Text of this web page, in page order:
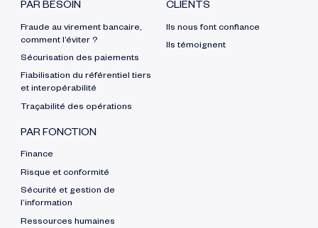
PAR BESOIN
Fraude au virement bancaire,
comment l’éviter ?
Sécurisation des paiements
Fiabilisation du référentiel tiers
et interopérabilité
Traçabilité des opérations
PAR FONCTION
Finance
Risque et conformité
Sécurité et gestion de
l’information
Ressources humaines
CLIENTS
Ils nous font confiance
Ils témoignent